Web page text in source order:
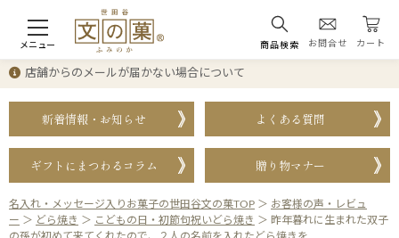
メニュー 商品検索 お問合せ カート
店舗からのメールが届かない場合について
新着情報・お知らせ よくある質問
ギフトにまつわるコラム 贈り物マナー
名入れ・メッセージ入りお菓子の世田谷文の菓TOP ＞ お客様の声・レビュ
ー ＞ どら焼き ＞ こどもの日・初節句祝いどら焼き ＞ 昨年暮れに生まれた双子